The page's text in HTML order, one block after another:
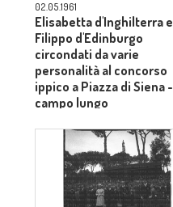
02.05.1961
Elisabetta d'Inghilterra e
Filippo d'Edinburgo
circondati da varie
personalità al concorso
ippico a Piazza di Siena -
campo lungo